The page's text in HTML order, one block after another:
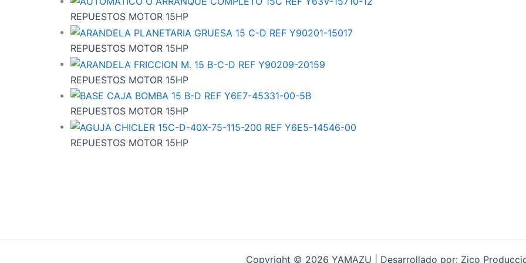
REPUESTOS MOTOR 15HP
REPUESTOS MOTOR 15HP
REPUESTOS MOTOR 15HP
REPUESTOS MOTOR 15HP
REPUESTOS MOTOR 15HP
Copyright © 2026 YAMAZU | Desarrollado por: Zico